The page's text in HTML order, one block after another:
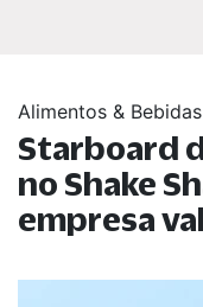
Alimentos & Bebidas
Starboard
no Shake
empresa